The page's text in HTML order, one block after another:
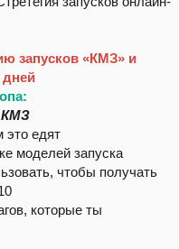
запусков «КМЗ» и
дней
КМЗ
это едят
моделей запуска
чтобы получать
которые ты